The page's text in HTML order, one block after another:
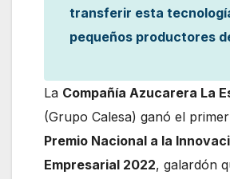
transferir esta
pequeños productores
La Compañía Azucarera La
(Grupo Calesa) ganó el
Premio Nacional a la
Empresarial 2022, galardón